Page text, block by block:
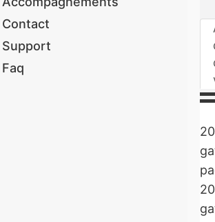
Contact
Support
Faq